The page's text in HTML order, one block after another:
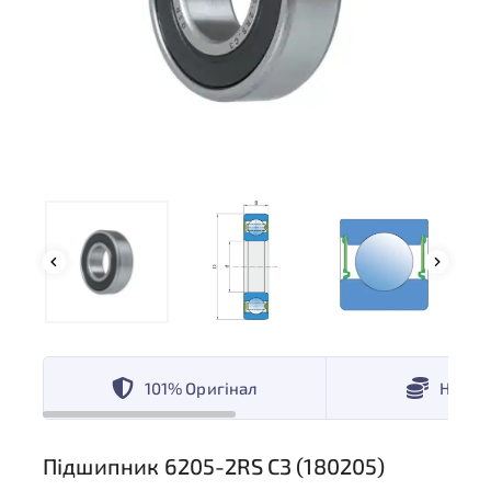
101% Оригінал
Підшипник 6205-2RS C3 (180205)